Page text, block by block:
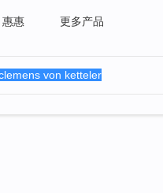
惠惠 更多产品